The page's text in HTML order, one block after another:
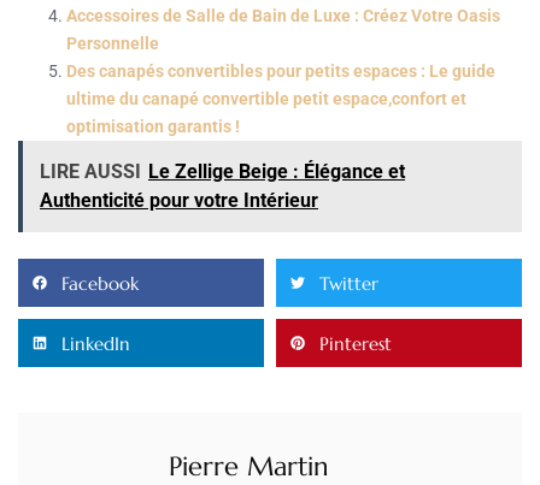
Accessoires de Salle de Bain de Luxe : Créez Votre Oasis
Personnelle
Des canapés convertibles pour petits espaces : Le guide
ultime du canapé convertible petit espace,confort et
optimisation garantis !
LIRE AUSSI Le Zellige Beige : Élégance et
Authenticité pour votre Intérieur
Facebook Twitter
LinkedIn Pinterest
Pierre Martin